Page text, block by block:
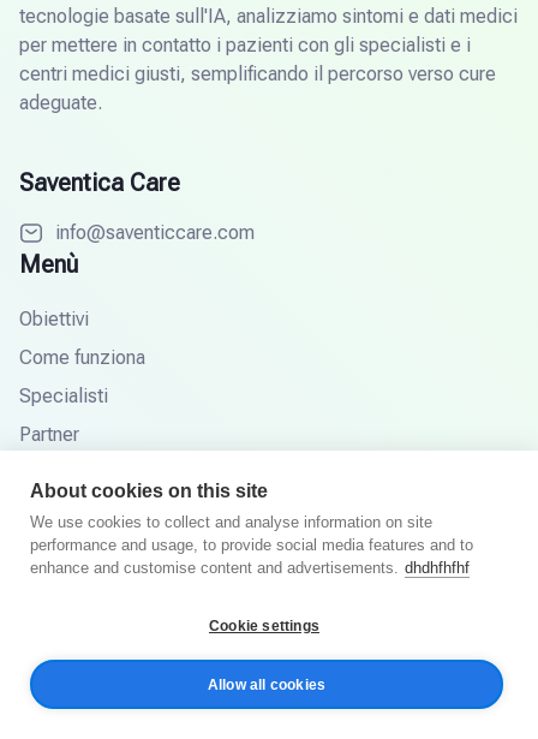
tecnologie basate sull'IA, analizziamo sintomi e dati medici
per mettere in contatto i pazienti con gli specialisti e i
centri medici giusti, semplificando il percorso verso cure
adeguate.
Saventica Care
info@saventiccare.com
Menù
Obiettivi
Come funziona
Specialisti
Partner
Domande frequenti
Informativa sulla privacy Termini e Condizioni
About cookies on this site
We use cookies to collect and analyse information on site
performance and usage, to provide social media features and to
enhance and customise content and advertisements. dhdhfhfhf
Cookie settings
Allow all cookies